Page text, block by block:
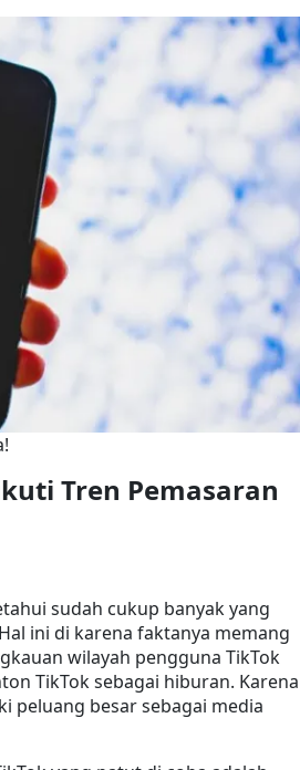
Tren Pemasaran
sudah cukup banyak yang
ini di karena faktanya memang
wilayah pengguna TikTok
TikTok sebagai hiburan. Karena
peluang besar sebagai media